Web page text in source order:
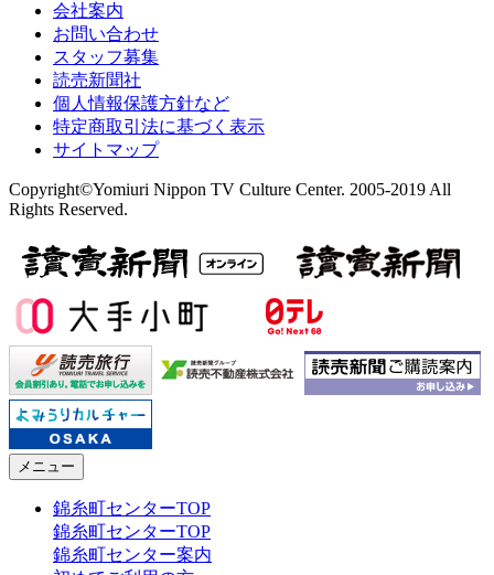
会社案内
お問い合わせ
スタッフ募集
読売新聞社
個人情報保護方針など
特定商取引法に基づく表示
サイトマップ
Copyright©Yomiuri Nippon TV Culture Center. 2005-2019 All
Rights Reserved.
メニュー
錦糸町センターTOP
錦糸町センターTOP
錦糸町センター案内